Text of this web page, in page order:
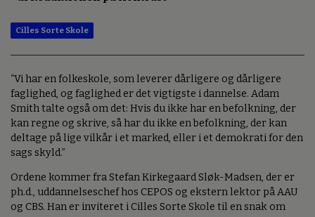
Cilles Sorte Skole
“Vi har en folkeskole, som leverer dårligere og dårligere
faglighed, og faglighed er det vigtigste i dannelse. Adam
Smith talte også om det: Hvis du ikke har en befolkning, der
kan regne og skrive, så har du ikke en befolkning, der kan
deltage på lige vilkår i et marked, eller i et demokrati for den
sags skyld.”
Ordene kommer fra Stefan Kirkegaard Sløk-Madsen, der er
ph.d., uddannelseschef hos CEPOS og ekstern lektor på AAU
og CBS. Han er inviteret i Cilles Sorte Skole til en snak om